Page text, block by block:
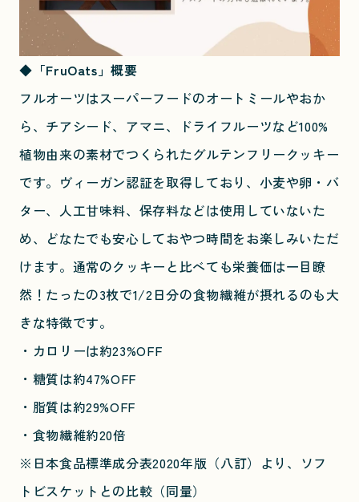
◆「FruOats」概要
フルオーツはスーパーフードのオートミールやおか
ら、チアシード、アマニ、ドライフルーツなど100%
植物由来の素材でつくられたグルテンフリークッキー
です。ヴィーガン認証を取得しており、小麦や卵・バ
ター、人工甘味料、保存料などは使用していないた
め、どなたでも安心しておやつ時間をお楽しみいただ
けます。通常のクッキーと比べても栄養価は一目瞭
然！たったの3枚で1/2日分の食物繊維が摂れるのも大
きな特徴です。
・カロリーは約23%OFF
・糖質は約47%OFF
・脂質は約29%OFF
・食物繊維約20倍
※日本食品標準成分表2020年版（八訂）より、ソフ
トビスケットとの比較（同量）